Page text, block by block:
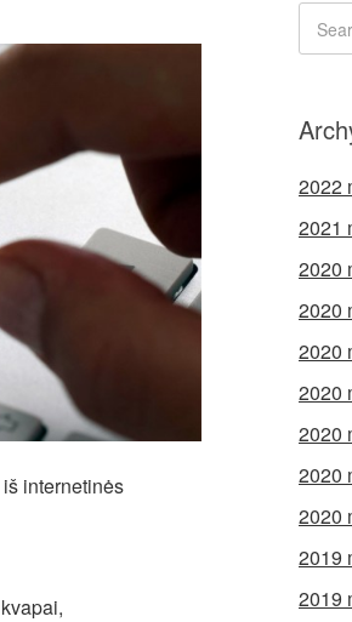
internetinės
2022
2021
2020
2020
2020
2020
2020
2020
2020
2019
2019